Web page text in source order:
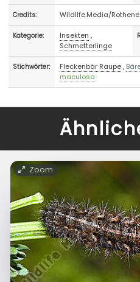
Credits: Wildlife.Media/
Kategorie: Insekten ,
Schmetterlinge
Stichwörter: Fleckenbär Raupe,
maculosa
Zoom